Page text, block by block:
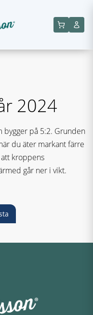
2024
bygger på 5:2. Grunden
du äter markant färre
kroppens
går ner i vikt.